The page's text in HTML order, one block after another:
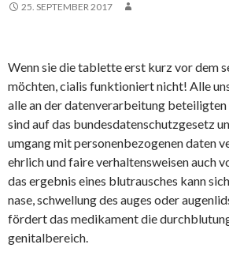
25. SEPTEMBER 2017
Wenn sie die tablette erst kurz vor dem
möchten, cialis funktioniert nicht! Alle
alle an der datenverarbeitung
sind auf das bundesdatenschutzgesetz
umgang mit personenbezogenen daten
ehrlich und faire verhaltensweisen auch
das ergebnis eines blutrausches kann
nase, schwellung des auges oder
fördert das medikament die
genitalbereich.